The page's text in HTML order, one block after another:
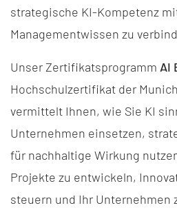
strategische KI-Kompetenz
Managementwissen zu
Unser Zertifikatsprogramm AI
Hochschulzertifikat der
vermittelt Ihnen, wie Sie KI
Unternehmen einsetzen,
für nachhaltige Wirkung
Projekte zu entwickeln,
steuern und Ihr Unternehmen